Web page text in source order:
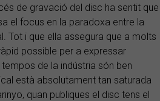
de gravació del disc ha sentit que
el focus en la paradoxa entre la
Tot i que ella assegura que a molts
possible per a expressar
de la indústria són ben
està absolutament tan saturada
quan publiques el disc tens el